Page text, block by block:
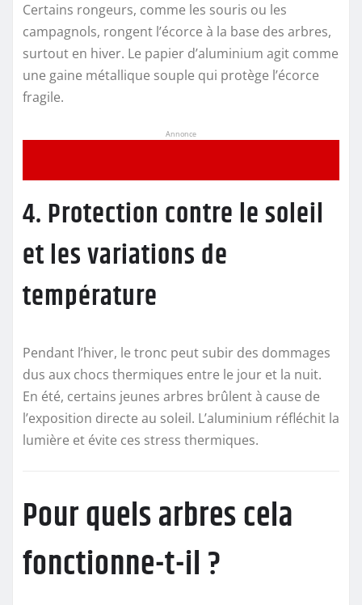
Certains rongeurs, comme les souris ou les
campagnols, rongent l’écorce à la base des arbres,
surtout en hiver. Le papier d’aluminium agit comme
une gaine métallique souple qui protège l’écorce
fragile.
Annonce
4. Protection contre le soleil
et les variations de
température
Pendant l’hiver, le tronc peut subir des dommages
dus aux chocs thermiques entre le jour et la nuit.
En été, certains jeunes arbres brûlent à cause de
l’exposition directe au soleil. L’aluminium réfléchit la
lumière et évite ces stress thermiques.
Pour quels arbres cela
fonctionne-t-il ?